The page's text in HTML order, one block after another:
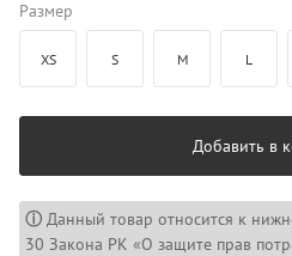
Размер
XS S M L
Добавить в
ⓘ Данный товар относится к
30 Закона РК «О защите прав